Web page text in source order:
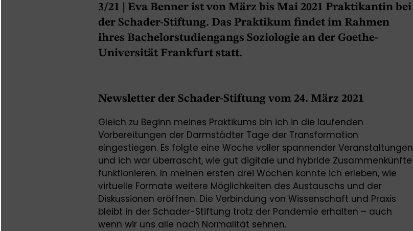
3/21 |
Eva Benner ist von März bis Mai 2021 Praktikantin bei
der Schader-Stiftung. Das Praktikum findet im Rahmen
ihres Bachelorstudiengangs Soziologie an der Goethe-
Universität Frankfurt statt.
Newsletter der Schader-Stiftung vom 24. März 2021
Gleich zu Beginn meines Praktikums bin ich in die laufenden
Vorbereitungen der Darmstädter Tage der Transformation
eingestiegen. Es folgte eine Woche voller spannender Veranstaltungen
und ich war überrascht, wie gut digitale und hybride Zusammenkünfte
funktionieren. In meinen ersten drei Wochen konnte ich erleben, wie
virtuelle Formate weitere Möglichkeiten des Austauschs und der
Diskussionen eröffnen. Die Verbindung von Wissenschaft und Praxis
bleibt in der Schader-Stiftung trotz der Pandemie erhalten – auch
wenn wir uns alle nach Normalität sehnen.